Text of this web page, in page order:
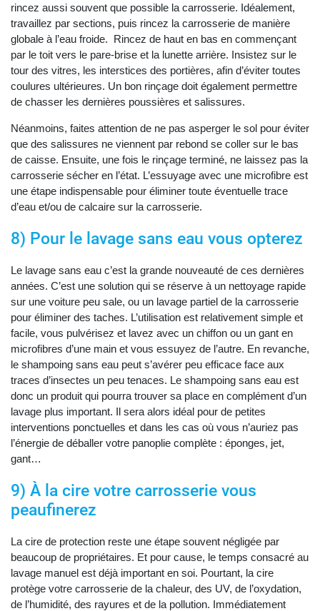
rincez aussi souvent que possible la carrosserie. Idéalement,
travaillez par sections, puis rincez la carrosserie de manière
globale à l’eau froide. Rincez de haut en bas en commençant
par le toit vers le pare-brise et la lunette arrière. Insistez sur le
tour des vitres, les interstices des portières, afin d’éviter toutes
coulures ultérieures. Un bon rinçage doit également permettre
de chasser les dernières poussières et salissures.
Néanmoins, faites attention de ne pas asperger le sol pour éviter
que des salissures ne viennent par rebond se coller sur le bas
de caisse. Ensuite, une fois le rinçage terminé, ne laissez pas la
carrosserie sécher en l’état. L’essuyage avec une microfibre est
une étape indispensable pour éliminer toute éventuelle trace
d’eau et/ou de calcaire sur la carrosserie.
8) Pour le lavage sans eau vous opterez
Le lavage sans eau c’est la grande nouveauté de ces dernières
années. C’est une solution qui se réserve à un nettoyage rapide
sur une voiture peu sale, ou un lavage partiel de la carrosserie
pour éliminer des taches. L’utilisation est relativement simple et
facile, vous pulvérisez et lavez avec un chiffon ou un gant en
microfibres d’une main et vous essuyez de l’autre. En revanche,
le shampoing sans eau peut s’avérer peu efficace face aux
traces d’insectes un peu tenaces. Le shampoing sans eau est
donc un produit qui pourra trouver sa place en complément d’un
lavage plus important. Il sera alors idéal pour de petites
interventions ponctuelles et dans les cas où vous n’auriez pas
l’énergie de déballer votre panoplie complète : éponges, jet,
gant…
9) À la cire votre carrosserie vous
peaufinerez
La cire de protection reste une étape souvent négligée par
beaucoup de propriétaires. Et pour cause, le temps consacré au
lavage manuel est déjà important en soi. Pourtant, la cire
protège votre carrosserie de la chaleur, des UV, de l’oxydation,
de l’humidité, des rayures et de la pollution. Immédiatement